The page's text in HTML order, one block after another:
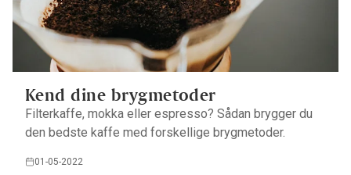
Kend dine brygmetoder
Filterkaffe, mokka eller espresso? Sådan brygger du
den bedste kaffe med forskellige brygmetoder.
01-05-2022